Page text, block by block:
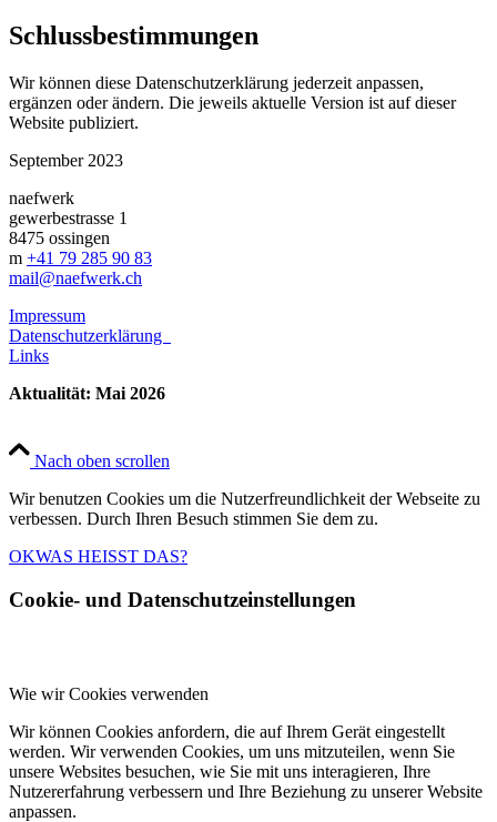
Schlussbestimmungen
Wir können diese Datenschutzerklärung jederzeit anpassen,
ergänzen oder ändern. Die jeweils aktuelle Version ist auf dieser
Website publiziert.
September 2023
naefwerk
gewerbestrasse 1
8475 ossingen
m +41 79 285 90 83
mail@naefwerk.ch
Impressum
Datenschutzerklärung
Links
Aktualität: Mai 2026
Nach oben scrollen
Wir benutzen Cookies um die Nutzerfreundlichkeit der Webseite zu
verbessen. Durch Ihren Besuch stimmen Sie dem zu.
OKWAS HEISST DAS?
Cookie- und Datenschutzeinstellungen
Wie wir Cookies verwenden
Wir können Cookies anfordern, die auf Ihrem Gerät eingestellt
werden. Wir verwenden Cookies, um uns mitzuteilen, wenn Sie
unsere Websites besuchen, wie Sie mit uns interagieren, Ihre
Nutzererfahrung verbessern und Ihre Beziehung zu unserer Website
anpassen.